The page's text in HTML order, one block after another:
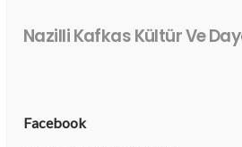
Nazilli Kafkas Kültür Ve
Facebook